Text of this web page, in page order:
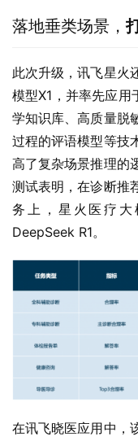
落地垂类场景，
此次升级，讯飞星火
模型X1，并率先应用
学知识库、高质量脱
过程的评语模型等技
高了复杂场景推理的
测试表明，在诊断推
务上，星火医疗大
DeepSeek R1。
在讯飞晓医应用中，